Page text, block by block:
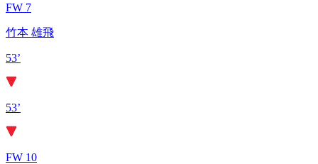
FW 7
竹本 雄飛
53’
53’
FW 10